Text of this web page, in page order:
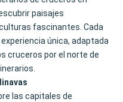
paisajes
fascinantes. Cada
única, adaptada
cruceros por el norte de
las capitales de